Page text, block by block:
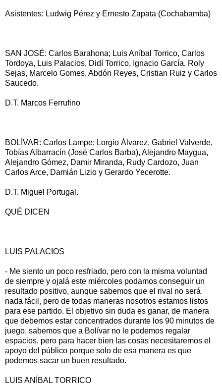
Asistentes: Ludwig Pérez y Ernesto Zapata (Cochabamba)
SAN JOSÉ: Carlos Barahona; Luis Aníbal Torrico, Carlos
Tordoya, Luis Palacios, Didí Torrico, Ignacio García, Roly
Sejas, Marcelo Gomes, Abdón Reyes, Cristian Ruiz y Carlos
Saucedo.
D.T. Marcos Ferrufino
BOLÍVAR: Carlos Lampe; Lorgio Álvarez, Gabriel Valverde,
Tobías Albarracín (José Carlos Barba), Alejandro Maygua,
Alejandro Gómez, Damir Miranda, Rudy Cardozo, Juan
Carlos Arce, Damián Lizio y Gerardo Yecerotte.
D.T. Miguel Portugal.
QUÉ DICEN
LUIS PALACIOS
- Me siento un poco resfriado, pero con la misma voluntad
de siempre y ojalá este miércoles podamos conseguir un
resultado positivo, aunque sabemos que el rival no será
nada fácil, pero de todas maneras nosotros estamos listos
para ese partido. El objetivo sin duda es ganar, de manera
que debemos estar concentrados durante los 90 minutos de
juego, sabemos que a Bolívar no le podemos regalar
espacios, pero para hacer bien las cosas necesitaremos el
apoyo del público porque solo de esa manera es que
podemos sacar un buen resultado.
LUIS ANÍBAL TORRICO